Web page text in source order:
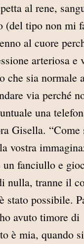
al rene,
(del tipo non mi
al cuore
arteriosa e
che sia normale
via perché
una
Gisella. “Come
vostra
fanciullo e
nulla, tranne il
possibile.
avuto timore di
è mia, quando